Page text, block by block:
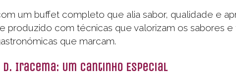
um buffet completo que alia sabor, qualidade e
produzido com técnicas que valorizam os sabores
que marcam.
D. Iracema: Um Cantinho Especial